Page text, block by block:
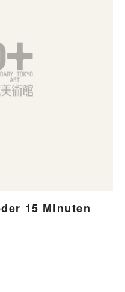
15 Minuten